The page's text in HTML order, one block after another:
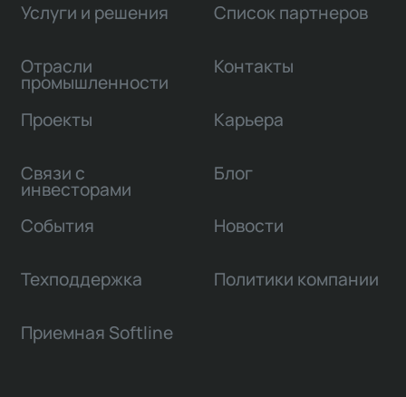
Услуги и решения
Отрасли
промышленности
Проекты
Связи с
инвесторами
Список партнеров
Контакты
Карьера
Блог
События Новости
Техподдержка Политики компании
Приемная Softline